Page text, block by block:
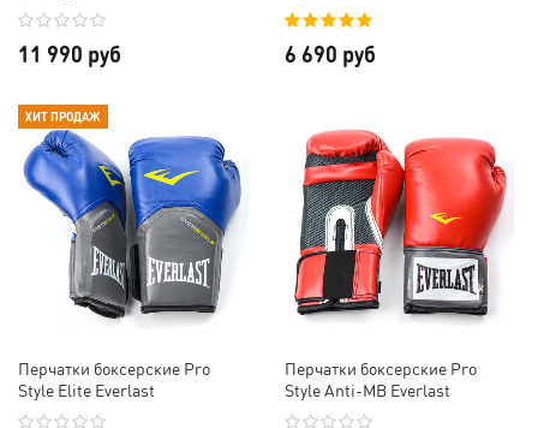
11 990 руб 6 690 руб
ХИТ ПРОДАЖ
Перчатки боксерские Pro
Style Elite Everlast
Перчатки боксерские Pro
Style Anti-MB Everlast